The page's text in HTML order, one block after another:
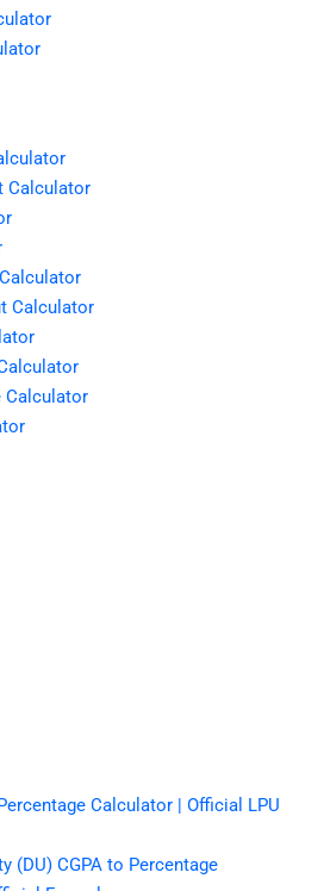
Calculator
Calculator
Calculator
Calculator | Official LPU
(DU) CGPA to Percentage